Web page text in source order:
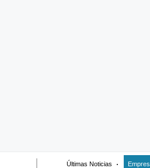
Últimas Noticias